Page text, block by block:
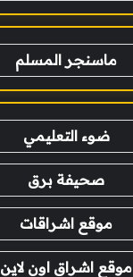
ماسنجر المسلم
ضوء التعليمي
صحيفة برق
موقع اشراقات
موقع اشراق اون لاين